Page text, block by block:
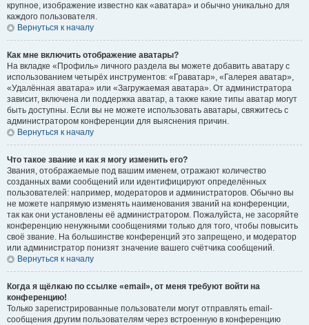
крупное, изображение известно как «аватара» и обычно уникально для
каждого пользователя.
Вернуться к началу
Как мне включить отображение аватары?
На вкладке «Профиль» личного раздела вы можете добавить аватару с
использованием четырёх инструментов: «Граватар», «Галерея аватар»,
«Удалённая аватара» или «Загружаемая аватара». От администратора
зависит, включена ли поддержка аватар, а также какие типы аватар могут
быть доступны. Если вы не можете использовать аватары, свяжитесь с
администратором конференции для выяснения причин.
Вернуться к началу
Что такое звание и как я могу изменить его?
Звания, отображаемые под вашим именем, отражают количество
созданных вами сообщений или идентифицируют определённых
пользователей: например, модераторов и администраторов. Обычно вы
не можете напрямую изменять наименования званий на конференции,
так как они установлены её администратором. Пожалуйста, не засоряйте
конференцию ненужными сообщениями только для того, чтобы повысить
своё звание. На большинстве конференций это запрещено, и модератор
или администратор понизят значение вашего счётчика сообщений.
Вернуться к началу
Когда я щёлкаю по ссылке «email», от меня требуют войти на
конференцию!
Только зарегистрированные пользователи могут отправлять email-
сообщения другим пользователям через встроенную в конференцию